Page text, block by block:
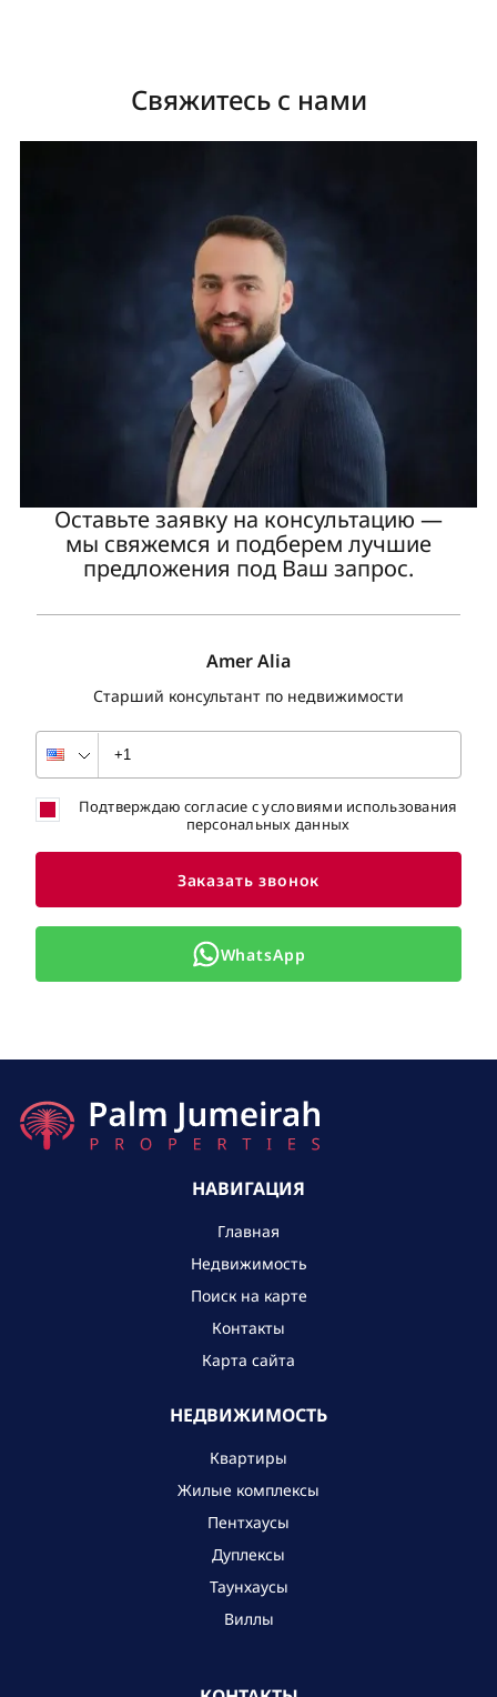
Свяжитесь с нами
Оставьте заявку на консультацию —
мы свяжемся и подберем лучшие
предложения под Ваш запрос.
Amer Alia
Старший консультант по недвижимости
Подтверждаю согласие с условиями использования
персональных данных
Заказать звонок
WhatsApp
НАВИГАЦИЯ
Главная
Недвижимость
Поиск на карте
Контакты
Карта сайта
НЕДВИЖИМОСТЬ
Квартиры
Жилые комплексы
Пентхаусы
Дуплексы
Таунхаусы
Виллы